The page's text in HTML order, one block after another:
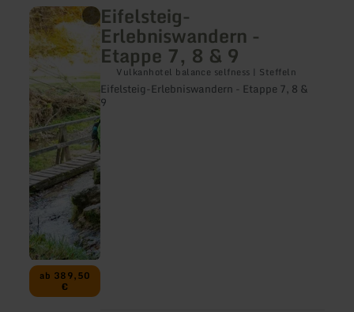
ab 389,50
€
Eifelsteig-
Erlebniswandern -
Etappe 7, 8 & 9
Vulkanhotel balance selfness | Steffeln
Eifelsteig-Erlebniswandern - Etappe 7, 8 &
9
mehr
erfahren
zu:
Eifelsteig-
Erlebniswandern
-
Etappe
7,
8
&amp;
9